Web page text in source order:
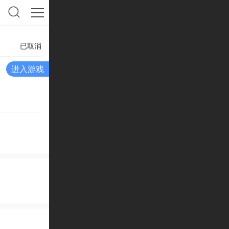
进入游戏
已取消